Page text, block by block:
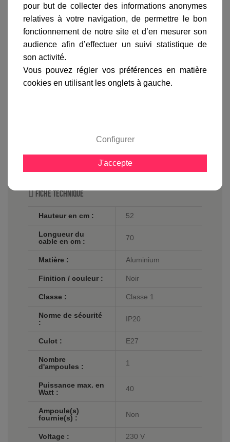
est vendu avec 70cm de câble gris.
La patère est de la même couleur que la
suspension.
Le modèle Drop 520 fonctionne avec une ampoule
E27 de 40 Watts max.
Le diamètre de cette suspensionest de 20cm au
point le plus large et de 12cm au niveau du cercle
suspensionqui peut fonctionner
d'énergie (culot E27, 40 Watts max.).
Fiche technique
Hauteur en cm : 52
Longueur du
cable en cm :
70
Matière : Aluminium
Finition / couleur : Noir
Classe : Classe 1
Norme de sécurité
:
IP20
Culot : E27
Nombre
d'ampoules :
1
Puissance max. en
Watt :
40
Ampoule(s)
fournie(s) :
Non
Voltage : 230 V
pour but de collecter des informations anonymes
relatives à votre navigation, de permettre le bon
fonctionnement de notre site et d’en mesurer son
audience afin d’effectuer un suivi statistique de
son activité.
Vous pouvez régler vos préférences en matière
cookies en utilisant les onglets à gauche.
Configurer
J'accepte